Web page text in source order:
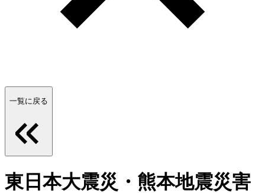
一覧に戻る
東日本大震災・熊本地震災害